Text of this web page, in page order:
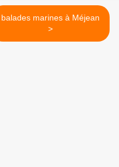
balades marines à Méjean
>